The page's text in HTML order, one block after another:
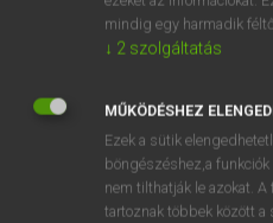
meguzsonnázik
mindig egy harmadik
↓ 2 szolgáltatás
MŰKÖDÉSHEZ
Ezek a sütik
böngészéshez,a
nem tilthatják le azokat.
tartoznak többek között